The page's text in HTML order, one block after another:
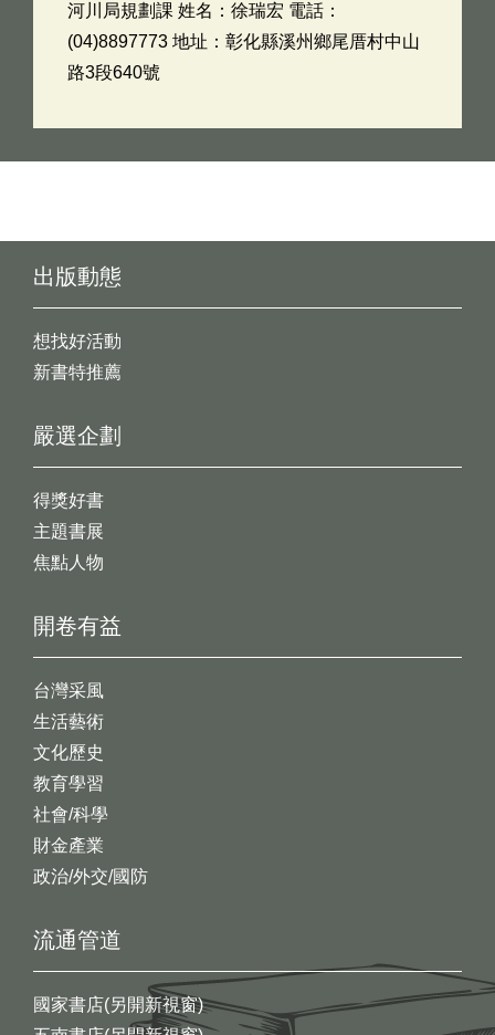
河川局規劃課 姓名：徐瑞宏 電話：
(04)8897773 地址：彰化縣溪州鄉尾厝村中山
路3段640號
出版動態
想找好活動
新書特推薦
開卷有益
台灣采風
生活藝術
文化歷史
教育學習
社會/科學
財金產業
政治/外交/國防
嚴選企劃
得獎好書
主題書展
焦點人物
流通管道
國家書店(另開新視窗)